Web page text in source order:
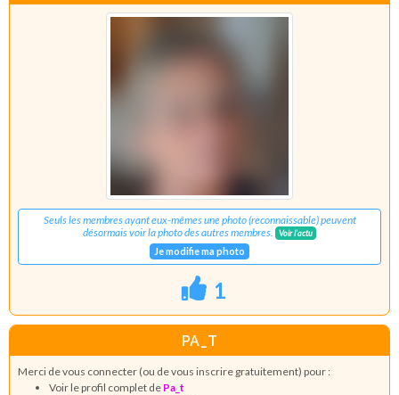
Seuls les membres ayant eux-mêmes une photo (reconnaissable) peuvent
désormais voir la photo des autres membres.
Voir l'actu
Je modifie ma photo
1
PA_T
Merci de vous connecter (ou de vous inscrire gratuitement) pour :
Voir le profil complet de Pa_t